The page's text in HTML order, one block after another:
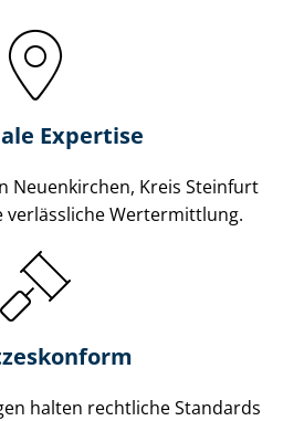
Expertise
Neuenkirchen, Kreis Steinfurt
verlässliche Wertermittlung.
halten rechtliche Standards